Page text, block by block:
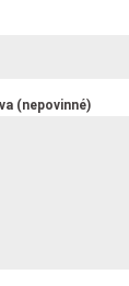
(nepovinné)